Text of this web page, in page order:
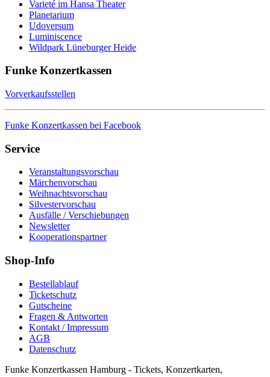
Varieté im Hansa Theater
Planetarium
Udoversum
Luminiscence
Wildpark Lüneburger Heide
Funke Konzertkassen
Vorverkaufsstellen
Funke Konzertkassen bei Facebook
Service
Veranstaltungsvorschau
Märchenvorschau
Weihnachtsvorschau
Silvestervorschau
Ausfälle / Verschiebungen
Newsletter
Kooperationspartner
Shop-Info
Bestellablauf
Ticketschutz
Gutscheine
Fragen & Antworten
Kontakt / Impressum
AGB
Datenschutz
Funke Konzertkassen Hamburg - Tickets, Konzertkarten,